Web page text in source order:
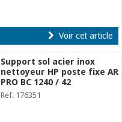
Voir cet article
Support sol acier inox
nettoyeur HP poste fixe AR
PRO BC 1240 / 42
Ref. 176351